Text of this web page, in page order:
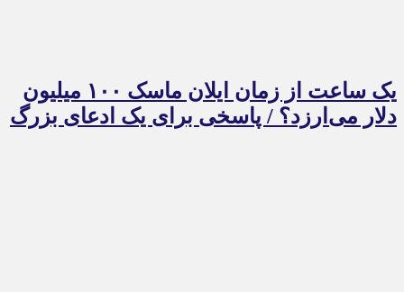
یک ساعت از زمان ایلان ماسک ۱۰۰ میلیون
دلار می‌ارزد؟ / پاسخی برای یک ادعای بزرگ